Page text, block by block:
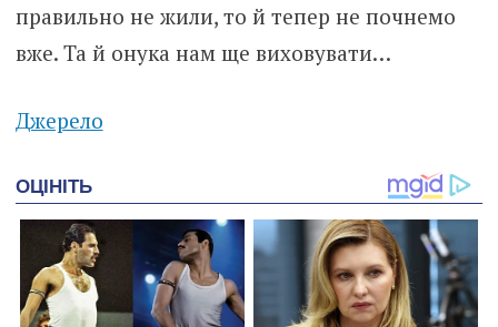
правильно не жили, то й тепер не почнемо
вже. Та й онука нам ще виховувати…
Джерело